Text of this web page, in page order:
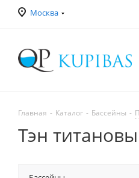
Москва
Главная - Каталог - Бассейны -
Тэн